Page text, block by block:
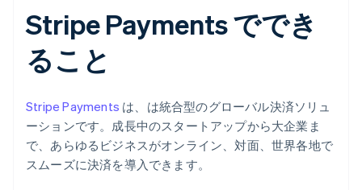
Stripe Payments ででき
ること
Stripe Payments は、は統合型のグローバル決済ソリュ
ーションです。成長中のスタートアップから大企業ま
で、あらゆるビジネスがオンライン、対面、世界各地で
スムーズに決済を導入できます。